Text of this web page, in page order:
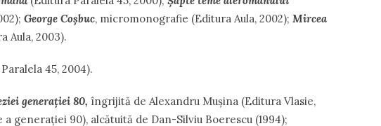
George Coşbuc, micromonografie (Editura Aula, 2002); Mircea
Aula, 2003).
45, 2004).
generaţiei 80, îngrijită de Alexandru Muşina (Editura Vlasie,
a generației 90), alcătuită de Dan-Silviu Boerescu (1994);